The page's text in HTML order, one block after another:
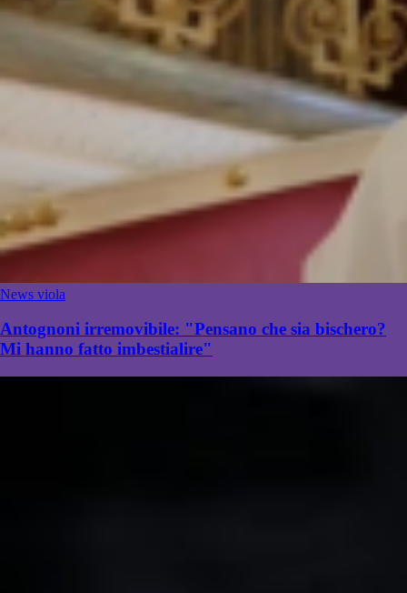
News viola
Antognoni irremovibile: "Pensano che sia bischero?
Mi hanno fatto imbestialire"